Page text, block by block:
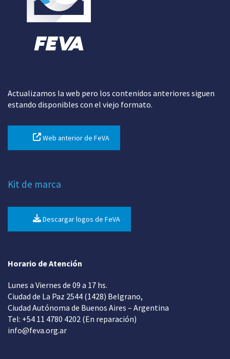
Actualizamos la web pero los contenidos anteriores siguen
estando disponibles con el viejo formato.
Web anterior de FeVA
Kit de marca
Descargar logos de FeVA
Horario de Atención
Lunes a Viernes de 09 a 17 hs.
Ciudad de La Paz 2544 (1428) Belgrano,
Ciudad Autónoma de Buenos Aires – Argentina
Tel: +54 11 4780 4202 (En reparación)
info@feva.org.ar